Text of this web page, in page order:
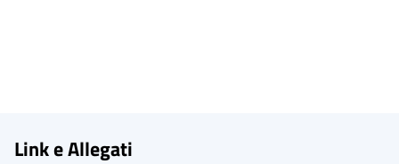
Link e Allegati